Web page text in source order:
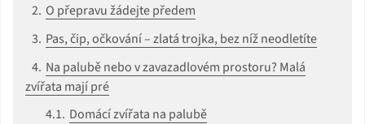
O přepravu žádejte předem
Pas, čip, očkování – zlatá trojka, bez níž neodletíte
Na palubě nebo v zavazadlovém prostoru? Malá
zvířata mají pré
Domácí zvířata na palubě